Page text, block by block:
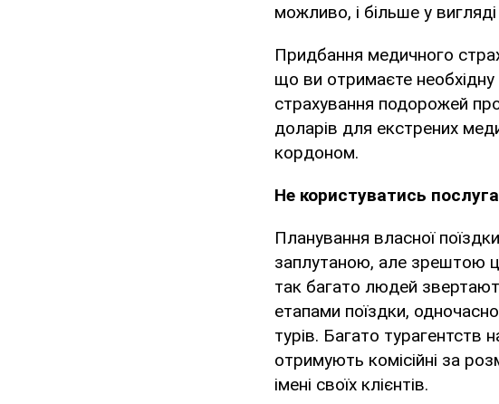
можливо, і більше у
Придбання медичного
що ви отримаєте необхідну
страхування подорожей
доларів для екстрених
кордоном.
Не користуватись
Планування власної
заплутаною, але зрештою
так багато людей
етапами поїздки,
турів. Багато турагентств
отримують комісійні за
імені своїх клієнтів.